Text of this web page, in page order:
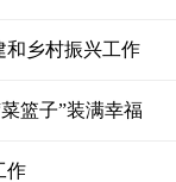
和乡村振兴工作
篮子”装满幸福
作